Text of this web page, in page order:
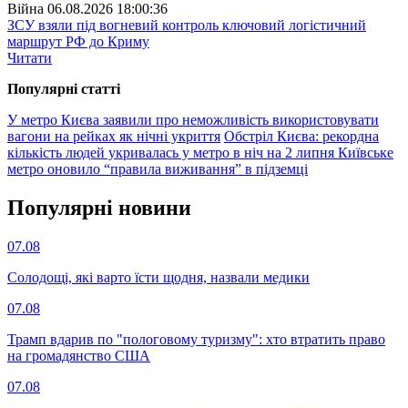
Війна 06.08.2026 18:00:36
ЗСУ взяли під вогневий контроль ключовий логістичний
маршрут РФ до Криму
Читати
Популярнi статтi
У метро Києва заявили про неможливість використовувати
вагони на рейках як нічні укриття Обстріл Києва: рекордна
кількість людей укривалась у метро в ніч на 2 липня Київське
метро оновило “правила виживання” в підземці
Популярнi новини
07.08
Солодощі, які варто їсти щодня, назвали медики
07.08
Трамп вдарив по "пологовому туризму": хто втратить право
на громадянство США
07.08